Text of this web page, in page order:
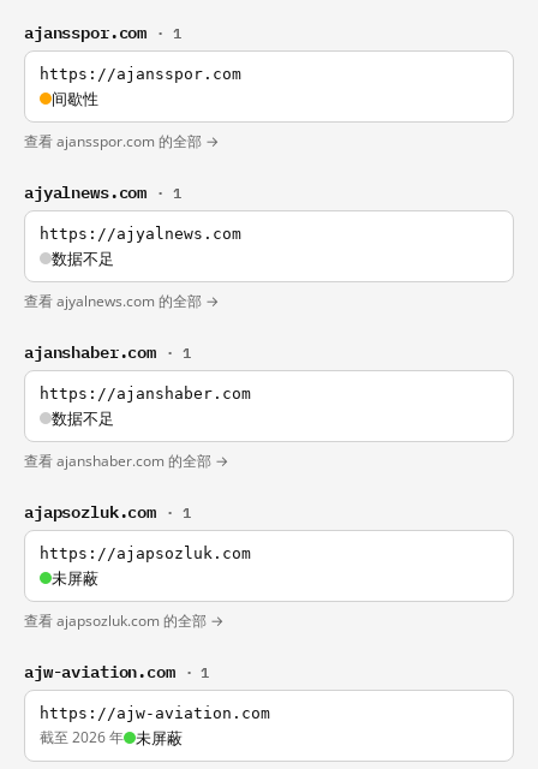
ajansspor.com · 1
https://ajansspor.com
间歇性
查看 ajansspor.com 的全部 →
ajyalnews.com · 1
https://ajyalnews.com
数据不足
查看 ajyalnews.com 的全部 →
ajanshaber.com · 1
https://ajanshaber.com
数据不足
查看 ajanshaber.com 的全部 →
ajapsozluk.com · 1
https://ajapsozluk.com
未屏蔽
查看 ajapsozluk.com 的全部 →
ajw-aviation.com · 1
https://ajw-aviation.com
截至 2026 年 未屏蔽